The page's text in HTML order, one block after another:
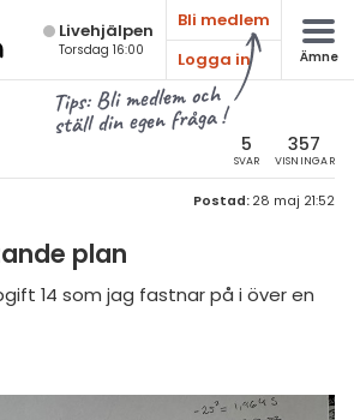
Live­hjälpen
Torsdag 16:00
Bli medlem
Logga in
Ämne
Tips: Bli medlem och
ställ din egen fråga !
5
SVAR
357
VISNINGAR
Postad: 28 maj 21:52
plan
14 som jag fastnar på i över en
Alla ämnen
Fysik
Alla trådar
MaFy (fysikdelen)